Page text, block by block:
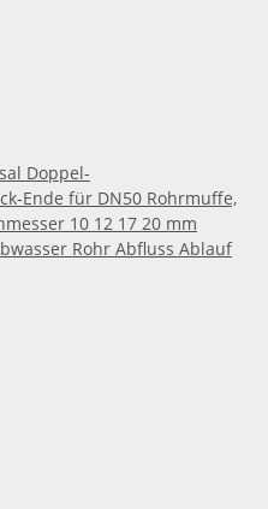
Doppel-
Ende für DN50 Rohrmuffe,
10 12 17 20 mm
Rohr Abfluss Ablauf